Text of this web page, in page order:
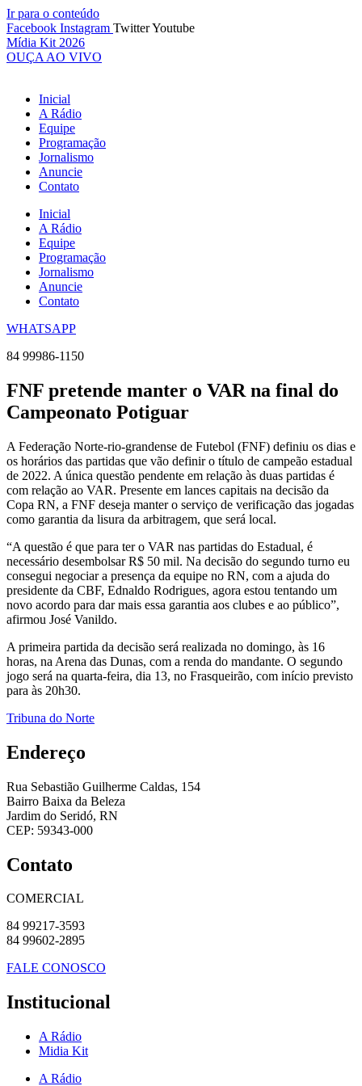
Ir para o conteúdo
Facebook Instagram TwitterYoutube
Mídia Kit 2026
OUÇA AO VIVO
Inicial
A Rádio
Equipe
Programação
Jornalismo
Anuncie
Contato
Inicial
A Rádio
Equipe
Programação
Jornalismo
Anuncie
Contato
WHATSAPP
84 99986-1150
FNF pretende manter o VAR na final do
Campeonato Potiguar
A Federação Norte-rio-grandense de Futebol (FNF) definiu os dias e
os horários das partidas que vão definir o título de campeão estadual
de 2022. A única questão pendente em relação às duas partidas é
com relação ao VAR. Presente em lances capitais na decisão da
Copa RN, a FNF deseja manter o serviço de verificação das jogadas
como garantia da lisura da arbitragem, que será local.
“A questão é que para ter o VAR nas partidas do Estadual, é
necessário desembolsar R$ 50 mil. Na decisão do segundo turno eu
consegui negociar a presença da equipe no RN, com a ajuda do
presidente da CBF, Ednaldo Rodrigues, agora estou tentando um
novo acordo para dar mais essa garantia aos clubes e ao público”,
afirmou José Vanildo.
A primeira partida da decisão será realizada no domingo, às 16
horas, na Arena das Dunas, com a renda do mandante. O segundo
jogo será na quarta-feira, dia 13, no Frasqueirão, com início previsto
para às 20h30.
Tribuna do Norte
Endereço
Rua Sebastião Guilherme Caldas, 154
Bairro Baixa da Beleza
Jardim do Seridó, RN
CEP: 59343-000
Contato
COMERCIAL
84 99217-3593
84 99602-2895
FALE CONOSCO
Institucional
A Rádio
Midia Kit
A Rádio